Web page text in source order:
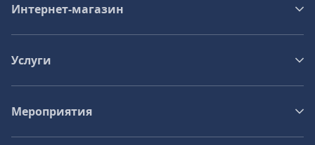
Интернет-магазин
Услуги
Мероприятия